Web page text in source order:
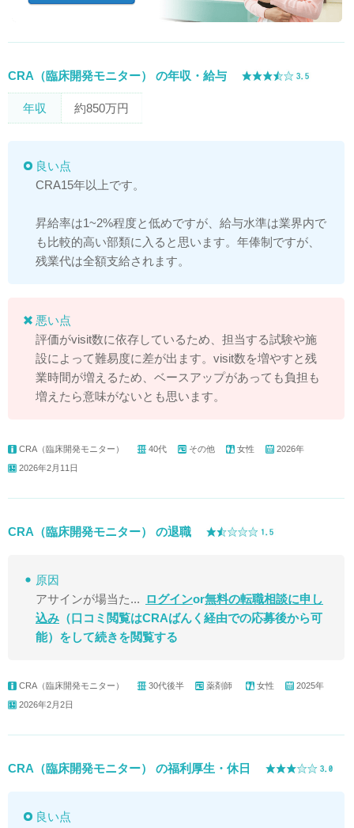
CRA（臨床開発モニター） の年収・給与
年収 約850万円
良い点
CRA15年以上です。
昇給率は1~2%程度と低めですが、給与水準は業界内で
も比較的高い部類に入ると思います。年俸制ですが、
残業代は全額支給されます。
悪い点
評価がvisit数に依存しているため、担当する試験や施
設によって難易度に差が出ます。visit数を増やすと残
業時間が増えるため、ベースアップがあっても負担も
増えたら意味がないとも思います。
CRA（臨床開発モニター） 40代 その他 女性
2026年
2026年2月11日
CRA（臨床開発モニター） の退職
原因
アサインが場当た... ログインor無料の転職相談に申し
込み （口コミ閲覧はCRAばんく経由での応募後から可
能） をして続きを閲覧する
CRA（臨床開発モニター） 30代後半 薬剤師 女性
2025年
2026年2月2日
CRA（臨床開発モニター） の福利厚生・休日
良い点